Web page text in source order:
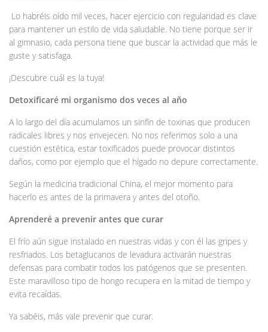
Lo habréis oído mil veces, hacer ejercicio con regularidad es clave
para mantener un estilo de vida saludable. No tiene porque ser ir
al gimnasio, cada persona tiene que buscar la actividad que más le
guste y satisfaga.
¡Descubre cuál es la tuya!
Detoxificaré mi organismo dos veces al año
A lo largo del día acumulamos un sinfín de toxinas que producen
radicales libres y nos envejecen. No nos referimos solo a una
cuestión estética, estar toxificados puede provocar distintos
daños, como por ejemplo que el hígado no depure correctamente.
Según la medicina tradicional China, el mejor momento para
hacerlo es antes de la primavera y antes del otoño.
Aprenderé a prevenir antes que curar
El frío aún sigue instalado en nuestras vidas y con él las gripes y
resfriados. Los betaglucanos de levadura activarán nuestras
defensas para combatir todos los patógenos que se presenten.
Este maravilloso tipo de hongo recupera en la mitad de tiempo y
evita recaídas.
Ya sabéis, más vale prevenir que curar.